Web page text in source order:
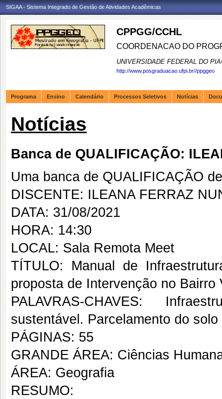
SIGAA - Sistema Integrado de Gestão de Atividades Acadêmicas
CPPGG/CCHL
COORDENACAO DO
UNIVERSIDADE FEDERAL DO
http://www.posgraduacao.ufpi.br//ppggeo
Programa Ensino Calendário Processos Seletivos Notícias
Notícias
Banca de QUALIFICAÇÃO:
Uma banca de QUALIFICAÇÃO
DISCENTE: ILEANA FERRAZ
DATA: 31/08/2021
HORA: 14:30
LOCAL: Sala Remota Meet
TÍTULO: Manual de
proposta de Intervenção no Bairro
PALAVRAS-CHAVES:
sustentável. Parcelamento do
PÁGINAS: 55
GRANDE ÁREA: Ciências
ÁREA: Geografia
RESUMO: